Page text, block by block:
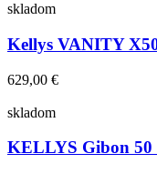
skladom
Kellys VANITY
629,00 €
skladom
KELLYS Gibon 50